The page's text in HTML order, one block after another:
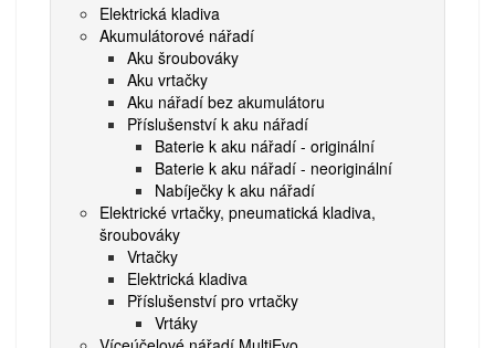
Elektrická kladiva
Akumulátorové nářadí
Aku šroubováky
Aku vrtačky
Aku nářadí bez akumulátoru
Příslušenství k aku nářadí
Baterie k aku nářadí - originální
Baterie k aku nářadí - neoriginální
Nabíječky k aku nářadí
Elektrické vrtačky, pneumatická kladiva,
šroubováky
Vrtačky
Elektrická kladiva
Příslušenství pro vrtačky
Vrtáky